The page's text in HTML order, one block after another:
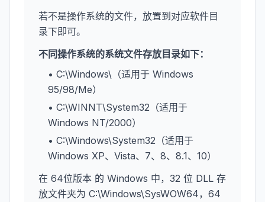
若不是操作系统的文件，放置到对应软件目
录下即可。
不同操作系统的系统文件存放目录如下：
• C:\Windows\（适用于 Windows
95/98/Me）
• C:\WINNT\System32（适用于
Windows NT/2000）
• C:\Windows\System32（适用于
Windows XP、Vista、7、8、8.1、10）
在 64位版本 的 Windows 中，32 位 DLL 存
放文件夹为 C:\Windows\SysWOW64，64